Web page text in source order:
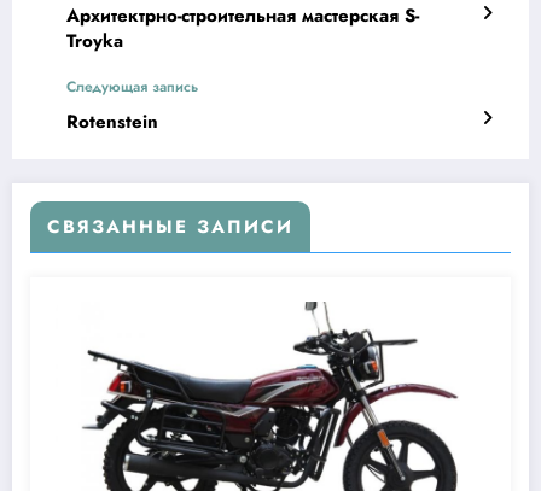
Архитектрно-строительная мастерская S-
Troyka
Следующая запись
Rotenstein
СВЯЗАННЫЕ ЗАПИСИ